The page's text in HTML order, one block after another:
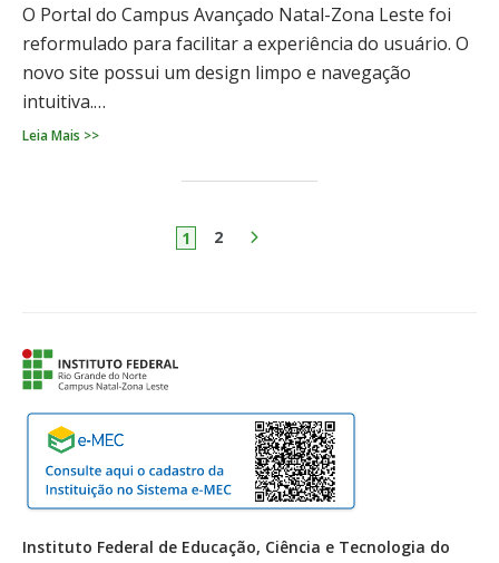
O Portal do Campus Avançado Natal-Zona Leste foi
reformulado para facilitar a experiência do usuário. O
novo site possui um design limpo e navegação
intuitiva.…
Leia Mais >>
de
posts
1 2 PRÓXIMO
Instituto Federal de Educação, Ciência e Tecnologia do